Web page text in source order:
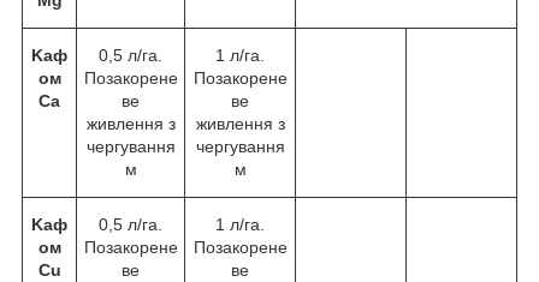
Kаф
ом
Ca
0,5 л/га.
Позакорене
ве
живлення з
чергування
м
1 л/га.
Позакорене
ве
живлення з
чергування
м
Kаф
ом
Cu
0,5 л/га.
Позакорене
ве
1 л/га.
Позакорене
ве